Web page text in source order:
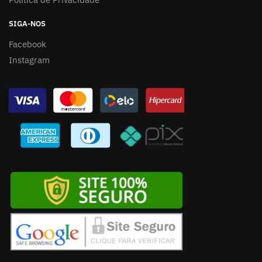
SIGA-NOS
Facebook
Instagram